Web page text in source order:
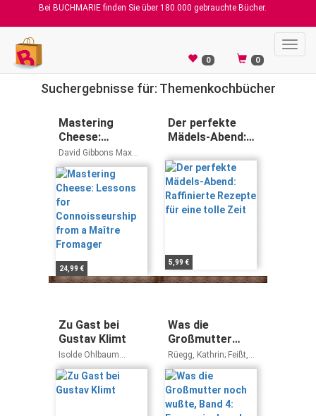
Bei BUCHMARIE finden Sie über 180.000 gebrauchte Bücher.
0 0
Suchergebnisse für: Themenkochbücher
Mastering
Cheese:
Lessons for
Connoisseurship
from a Maître
Fromager
David Gibbons Max
McCalman
24,99 €
Der perfekte
Mädels-Abend:
Rezepte für eine
tolle Zeit
5,99 €
Zu Gast bei
Gustav Klimt
Isolde Ohlbaum
Joachim Nagel
Was die
Großmutter
noch wußte,
Band 4: Essen
wie damals
Rüegg, Kathrin; Feißt,
Werner O.